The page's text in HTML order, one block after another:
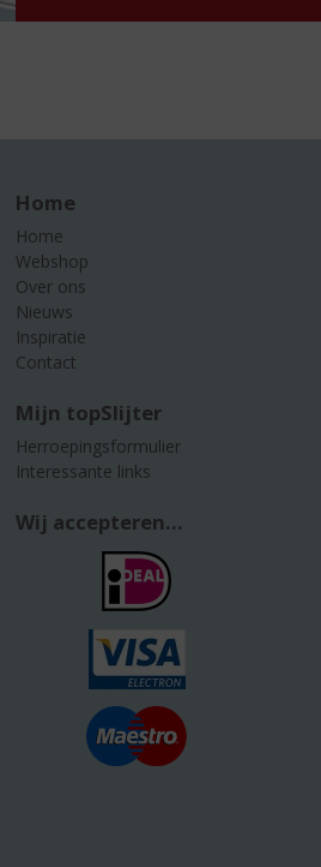
Home
Home
Webshop
Over ons
Nieuws
Inspiratie
Contact
Mijn topSlijter
Herroepingsformulier
Interessante links
Wij accepteren...